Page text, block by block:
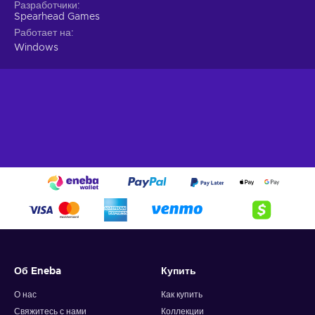
Разработчики
Spearhead Games
Работает на
Windows
Об Eneba
О нас
Свяжитесь с нами
Купить
Как купить
Коллекции